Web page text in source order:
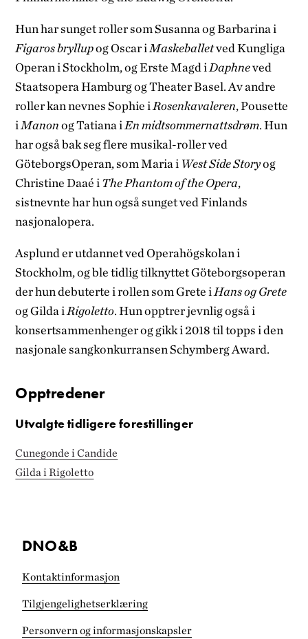
Hun har sunget roller som Susanna og Barbarina i
Figaros bryllupog Oscar i Maskeballetved Kungliga
Operan i Stockholm, og Erste Magd i Daphneved
Staatsopera Hamburg og Theater Basel. Av andre
roller kan nevnes Sophie i Rosenkavaleren, Pousette
i Manonog Tatiana i En midtsommernattsdrøm. Hun
har også bak seg flere musikal-roller ved
GöteborgsOperan, som Maria i West Side Storyog
Christine Daaé i The Phantom of the Opera,
sistnevnte har hun også sunget ved Finlands
nasjonalopera.
Asplund er utdannet ved Operahögskolan i
Stockholm, og ble tidlig tilknyttet Göteborgsoperan
der hun debuterte i rollen som Grete i Hans og Grete
og Gilda i Rigoletto. Hun opptrer jevnlig også i
konsertsammenhenger og gikk i 2018 til topps i den
nasjonale sangkonkurransen Schymberg Award.
Opptredener
Utvalgte tidligere forestillinger
Cunegonde i Candide
Gilda i Rigoletto
DNO&B
Kontaktinformasjon
Tilgjengelighets­erklæring
Personvern og informasjonskapsler